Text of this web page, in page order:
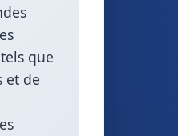
que
et de